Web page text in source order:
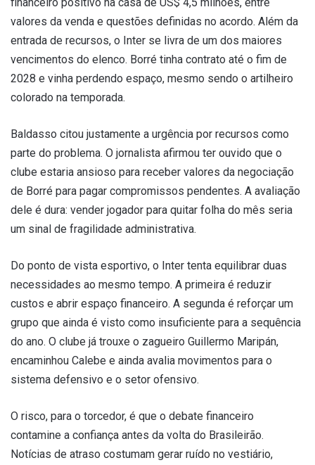
valores da venda e questões definidas no acordo. Além da
entrada de recursos, o Inter se livra de um dos maiores
vencimentos do elenco. Borré tinha contrato até o fim de
2028 e vinha perdendo espaço, mesmo sendo o artilheiro
colorado na temporada.
Baldasso citou justamente a urgência por recursos como
parte do problema. O jornalista afirmou ter ouvido que o
clube estaria ansioso para receber valores da negociação
de Borré para pagar compromissos pendentes. A avaliação
dele é dura: vender jogador para quitar folha do mês seria
um sinal de fragilidade administrativa.
Do ponto de vista esportivo, o Inter tenta equilibrar duas
necessidades ao mesmo tempo. A primeira é reduzir
custos e abrir espaço financeiro. A segunda é reforçar um
grupo que ainda é visto como insuficiente para a sequência
do ano. O clube já trouxe o zagueiro Guillermo Maripán,
encaminhou Calebe e ainda avalia movimentos para o
sistema defensivo e o setor ofensivo.
O risco, para o torcedor, é que o debate financeiro
contamine a confiança antes da volta do Brasileirão.
Notícias de atraso costumam gerar ruído no vestiário,